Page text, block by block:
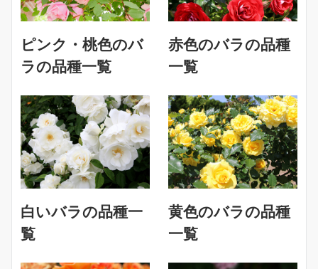
ピンク・桃色のバ
ラの品種一覧
赤色のバラの品種
一覧
白いバラの品種一
覧
黄色のバラの品種
一覧